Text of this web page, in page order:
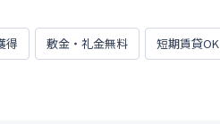
得 敷金・礼金無料 短期賃貸OK